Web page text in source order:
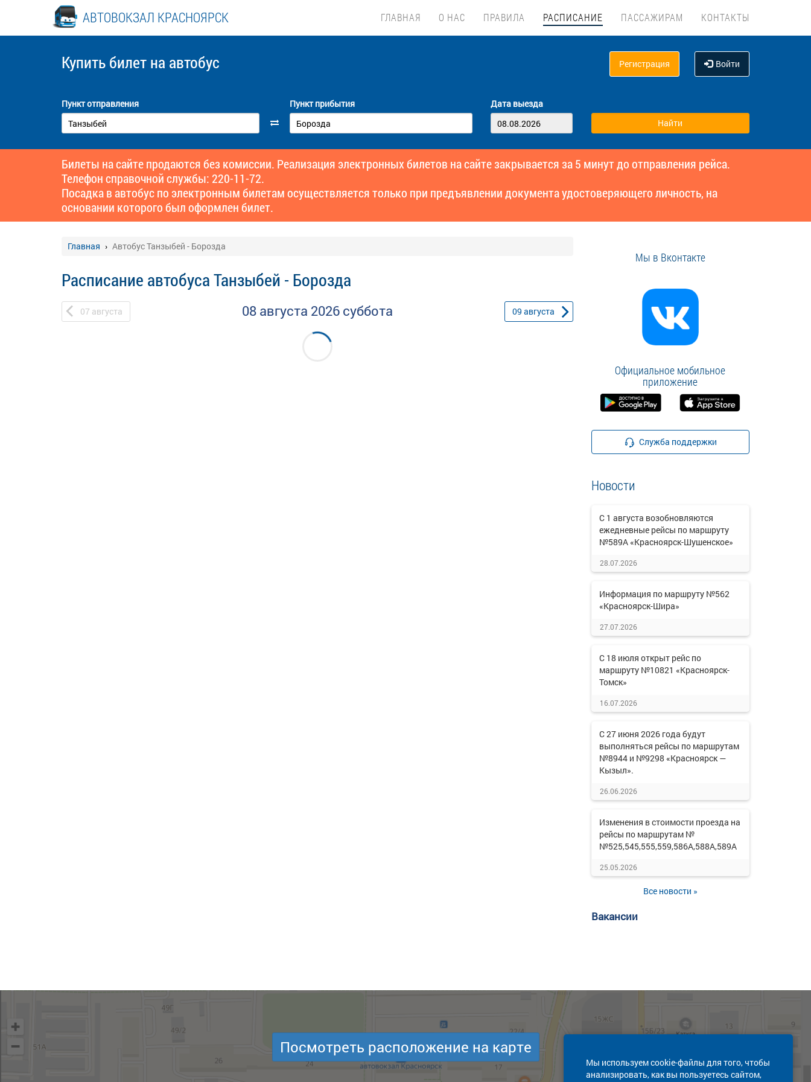
АВТОВОКЗАЛ КРАСНОЯРСК ГЛАВНАЯ О НАС ПРАВИЛА РАСПИСАНИЕ ПАССАЖИРАМ КОНТАКТЫ
Купить билет на автобус Регистрация Войти
Пункт отправления Пункт прибытия Дата выезда
Билеты на сайте продаются без комиссии. Реализация электронных билетов на сайте закрывается за 5 минут до отправления рейса.
Телефон справочной службы: 220-11-72.
Посадка в автобус по электронным билетам осуществляется только при предъявлении документа удостоверяющего личность, на
основании которого был оформлен билет.
Главная Автобус Танзыбей - Борозда
Расписание автобуса Танзыбей - Борозда
07 августа 08 августа 2026 суббота 09 августа
Мы в Вконтакте
Официальное мобильное
приложение
Служба поддержки
Новости
С 1 августа возобновляются
ежедневные рейсы по маршруту
№589А «Красноярск-Шушенское»
28.07.2026
Информация по маршруту №562
«Красноярск-Шира»
27.07.2026
С 18 июля открыт рейс по
маршруту №10821 «Красноярск-
Томск»
16.07.2026
С 27 июня 2026 года будут
выполняться рейсы по маршрутам
№8944 и №9298 «Красноярск —
Кызыл».
26.06.2026
Изменения в стоимости проезда на
рейсы по маршрутам №
№525,545,555,559,586А,588А,589А
25.05.2026
Все новости »
Вакансии
Мы используем cookie-файлы для того, чтобы
анализировать, как вы пользуетесь сайтом,
Посмотреть расположение на карте